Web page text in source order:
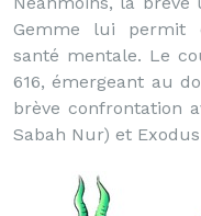
Gemme lui permit
santé mentale. Le
616, émergeant au
brève confrontation
Sabah Nur) et